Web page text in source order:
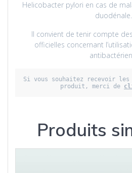
Helicobacter pylori en cas de
duodénale.
Il convient de tenir compte
officielles concernant
Si vous souhaitez recevoir les
produit, merci de
Produits